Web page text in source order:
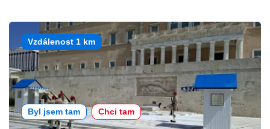
Vzdálenost 1 km
Byl jsem tam Chci tam